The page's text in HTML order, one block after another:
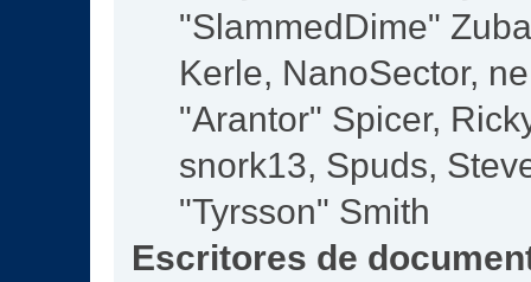
"SlammedDime"
Kerle, NanoSector,
"Arantor" Spicer,
snork13, Spuds,
"Tyrsson" Smith
Escritores de